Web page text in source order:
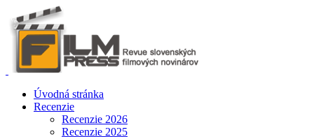
Úvodná stránka
Recenzie
Recenzie 2026
Recenzie 2025